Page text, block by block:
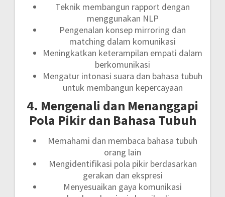
Teknik membangun rapport dengan
menggunakan NLP
Pengenalan konsep mirroring dan
matching dalam komunikasi
Meningkatkan keterampilan empati dalam
berkomunikasi
Mengatur intonasi suara dan bahasa tubuh
untuk membangun kepercayaan
4. Mengenali dan Menanggapi
Pola Pikir dan Bahasa Tubuh
Memahami dan membaca bahasa tubuh
orang lain
Mengidentifikasi pola pikir berdasarkan
gerakan dan ekspresi
Menyesuaikan gaya komunikasi